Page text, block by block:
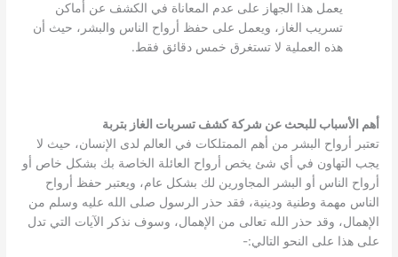
يعمل هذا الجهاز على عدم المعاناة في الكشف عن أماكن
تسريب الغاز، ويعمل على حفظ أرواح الناس والبشر، حيث أن
هذه العملية لا تستغرق خمس دقائق فقط.
أهم الأسباب للبحث عن شركة كشف تسربات الغاز بتربة
تعتبر أرواح البشر من أهم الممتلكات في العالم لدى الإنسان، حيث لا
يجب التهاون في أي شئ يخص أرواح العائلة الخاصة بك بشكل خاص أو
أرواح الناس أو البشر المجاورين لك بشكل عام، ويعتبر حفظ أرواح
الناس مهمة وطنية ودينية، فقد حذر الرسول صلى الله عليه وسلم من
الإهمال، وقد حذر الله تعالى من الإهمال، وسوف نذكر الآيات التي تدل
على هذا على النحو التالي:-